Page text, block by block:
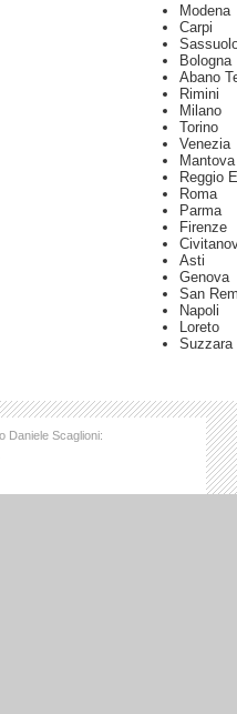
Modena
Carpi
Bologna
Abano
Rimini
Milano
Torino
Venezia
Mantova
Reggio
Roma
Parma
Firenze
Asti
Genova
San
Napoli
Loreto
Suzzara
Daniele Scaglioni: